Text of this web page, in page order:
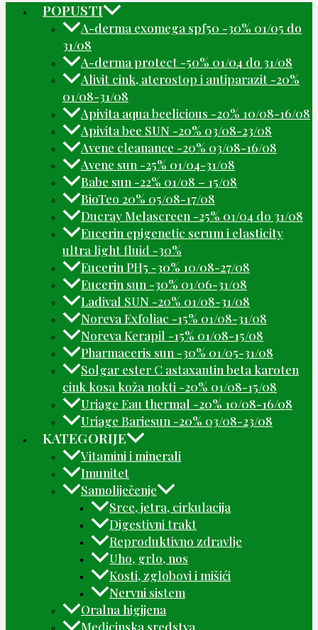
POPUSTI
A-derma exomega spf50 -30% 01/05 do
31/08
A-derma protect -50% 01/04 do 31/08
Alivit cink, aterostop i antiparazit -20%
01/08-31/08
Apivita aqua beelicious -20% 10/08-16/08
Apivita bee SUN -20% 03/08-23/08
Avene cleanance -20% 03/08-16/08
Avene sun -25% 01/04-31/08
Babe sun -22% 01/08 – 15/08
BioTeo 20% 05/08-17/08
Ducray Melascreen -25% 01/04 do 31/08
Eucerin epigenetic serum i elasticity
ultra light fluid -30%
Eucerin PH5 -30% 10/08-27/08
Eucerin sun -30% 01/06-31/08
Ladival SUN -20% 01/08-31/08
Noreva Exfoliac -15% 01/08-31/08
Noreva Kerapil -15% 01/08-15/08
Pharmaceris sun -30% 01/05-31/08
Solgar ester C astaxantin beta karoten
cink kosa koža nokti -20% 01/08-15/08
Uriage Eau thermal -20% 10/08-16/08
Uriage Bariesun -20% 03/08-23/08
KATEGORIJE
Vitamini i minerali
Imunitet
Samoliječenje
Srce, jetra, cirkulacija
Digestivni trakt
Reproduktivno zdravlje
Uho, grlo, nos
Kosti, zglobovi i mišići
Nervni sistem
Oralna higijena
Medicinska sredstva